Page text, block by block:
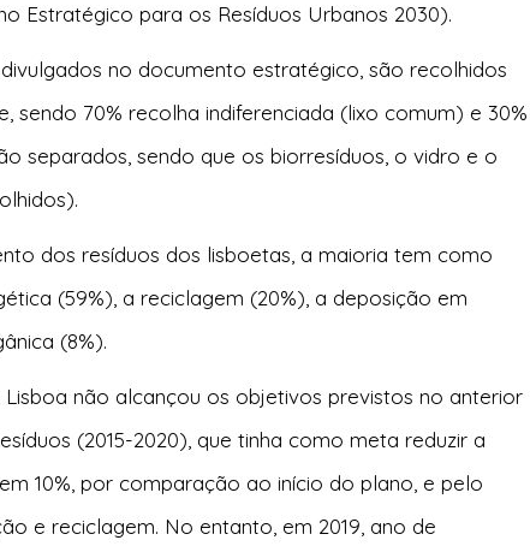
Estratégico para os Resíduos Urbanos 2030).
no documento estratégico, são recolhidos
sendo 70% recolha indiferenciada (lixo comum) e 30%
separados, sendo que os biorresíduos, o vidro e o
dos resíduos dos lisboetas, a maioria tem como
(59%), a reciclagem (20%), a deposição em
(8%).
não alcançou os objetivos previstos no anterior
(2015-2020), que tinha como meta reduzir a
10%, por comparação ao início do plano, e pelo
e reciclagem. No entanto, em 2019, ano de